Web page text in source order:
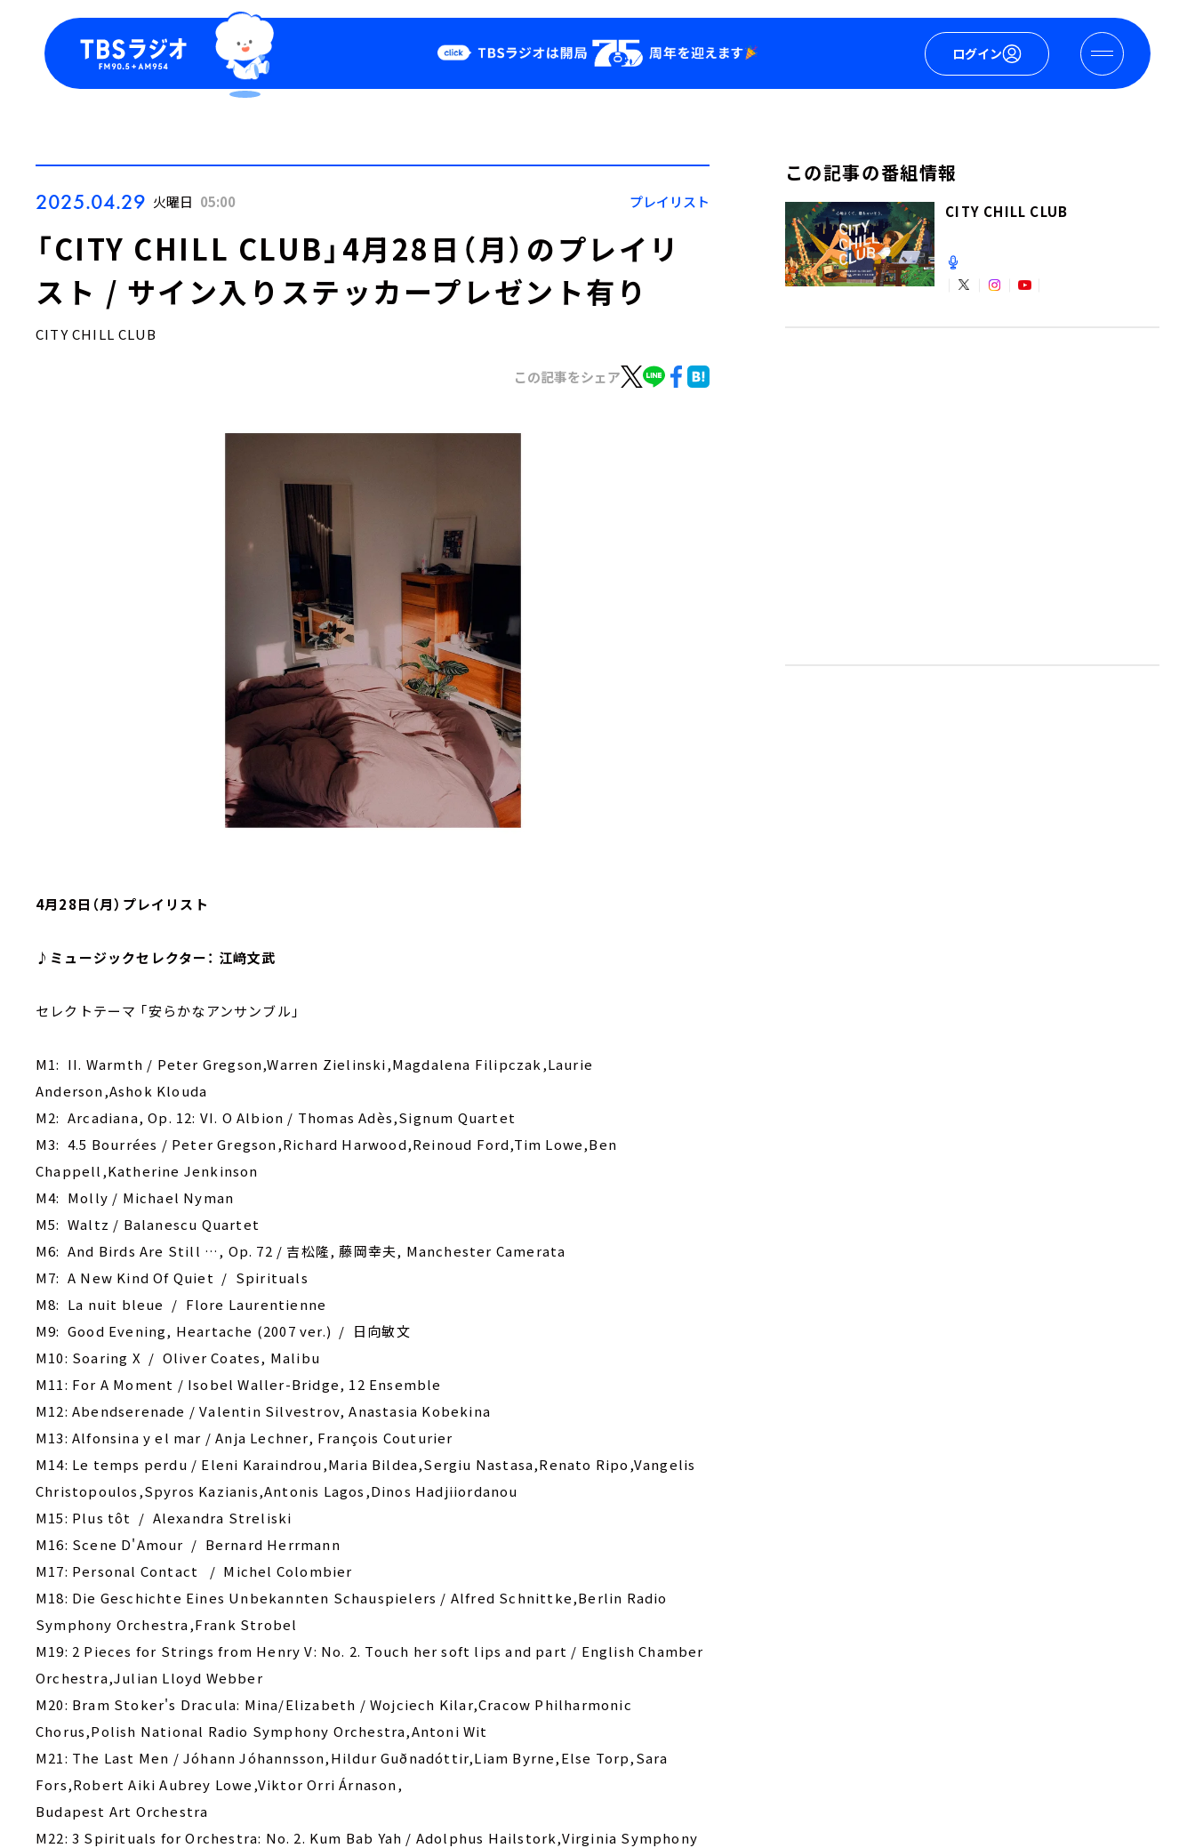
ログイン
Podcast
YouTube
会社情報
2025.04.29 火曜日 05:00 プレイリスト
「CITY CHILL CLUB」4月28日（月）のプレイリ
スト / サイン入りステッカープレゼント有り
CITY CHILL CLUB
この記事をシェア
4月28日（月）プレイリスト
♪ミュージックセレクター： 江﨑文武
セレクトテーマ ｢安らかなアンサンブル｣
M1: II. Warmth / Peter Gregson,Warren Zielinski,Magdalena Filipczak,Laurie
Anderson,Ashok Klouda
M2: Arcadiana, Op. 12: VI. O Albion / Thomas Adès,Signum Quartet
M3: 4.5 Bourrées / Peter Gregson,Richard Harwood,Reinoud Ford,Tim Lowe,Ben
Chappell,Katherine Jenkinson
M4: Molly / Michael Nyman
M5: Waltz / Balanescu Quartet
M6: And Birds Are Still …, Op. 72 / 吉松隆, 藤岡幸夫, Manchester Camerata
M7: A New Kind Of Quiet / Spirituals
M8: ‎La nuit bleue / Flore Laurentienne
M9: Good Evening, Heartache (2007 ver.) / 日向敏文
M10: Soaring X / Oliver Coates, Malibu
M11: For A Moment / Isobel Waller-Bridge, 12 Ensemble
M12: Abendserenade / Valentin Silvestrov, Anastasia Kobekina
M13: Alfonsina y el mar / Anja Lechner, François Couturier
M14: Le temps perdu / Eleni Karaindrou,Maria Bildea,Sergiu Nastasa,Renato Ripo,Vangelis
Christopoulos,Spyros Kazianis,Antonis Lagos,Dinos Hadjiiordanou
M15: Plus tôt / Alexandra Streliski
M16: Scene D'Amour / Bernard Herrmann
M17: Personal Contact / Michel Colombier
M18: Die Geschichte Eines Unbekannten Schauspielers / Alfred Schnittke,Berlin Radio
Symphony Orchestra,Frank Strobel
M19: 2 Pieces for Strings from Henry V: No. 2. Touch her soft lips and part / English Chamber
Orchestra,Julian Lloyd Webber
M20: Bram Stoker's Dracula: Mina/Elizabeth / Wojciech Kilar,Cracow Philharmonic
Chorus,Polish National Radio Symphony Orchestra,Antoni Wit
M21: The Last Men / Jóhann Jóhannsson,Hildur Guðnadóttir,Liam Byrne,Else Torp,Sara
Fors,Robert Aiki Aubrey Lowe,Viktor Orri Árnason,
Budapest Art Orchestra
M22: 3 Spirituals for Orchestra: No. 2. Kum Bab Yah / Adolphus Hailstork,Virginia Symphony
この記事の番組情報
CITY CHILL CLUB